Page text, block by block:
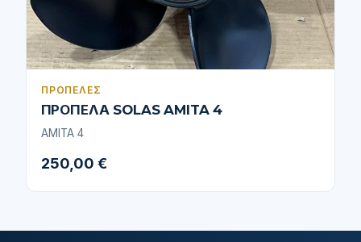
ΠΡΟΠΈΛΕΣ
ΠΡΟΠΕΛΑ SOLAS AMITA 4
AMITA 4
250,00 €